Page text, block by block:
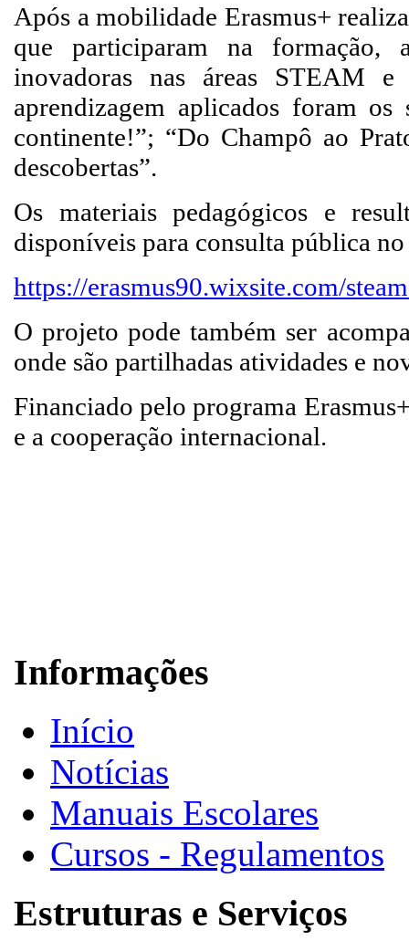
Após a mobilidade Erasmus+
que participaram na formação,
inovadoras nas áreas STEAM
aprendizagem aplicados foram
continente!”; “Do Champô ao
descobertas”.
Os materiais pedagógicos e
disponíveis para consulta pública
https://erasmus90.wixsite.com/
O projeto pode também ser
onde são partilhadas atividades e
Financiado pelo programa
e a cooperação internacional.
Informações
Início
Notícias
Manuais Escolares
Cursos - Regulamentos
Estruturas e Serviços